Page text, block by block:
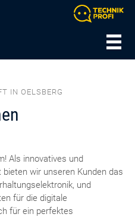
IN OELSBERG
Als innovatives und
wir unseren Kunden das
und
für die digitale
für ein perfektes